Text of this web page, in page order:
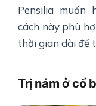
Pensilia muốn
cách này phù
thời gian dài để
Trị nám ở cổ